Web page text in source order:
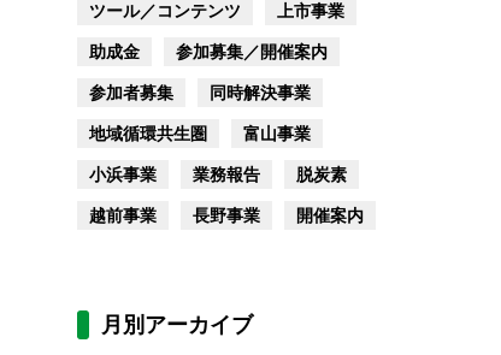
ツール／コンテンツ 上市事業
助成金 参加募集／開催案内
参加者募集 同時解決事業
地域循環共生圏 富山事業
小浜事業 業務報告 脱炭素
越前事業 長野事業 開催案内
月別アーカイブ